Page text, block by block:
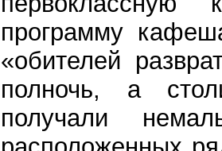
программу
«обителей
полночь, а
получали